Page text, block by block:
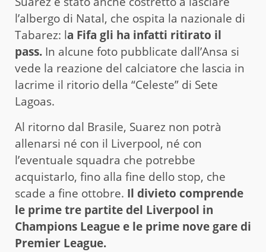
l’albergo di Natal, che ospita la nazionale di
Tabarez: la Fifa gli ha infatti ritirato il
pass. In alcune foto pubblicate dall’Ansa si
vede la reazione del calciatore che lascia in
lacrime il ritorio della “Celeste” di Sete
Lagoas.
Al ritorno dal Brasile, Suarez non potrà
allenarsi né con il Liverpool, né con
l’eventuale squadra che potrebbe
acquistarlo, fino alla fine dello stop, che
scade a fine ottobre. Il divieto comprende
le prime tre partite del Liverpool in
Champions League e le prime nove gare di
Premier League.